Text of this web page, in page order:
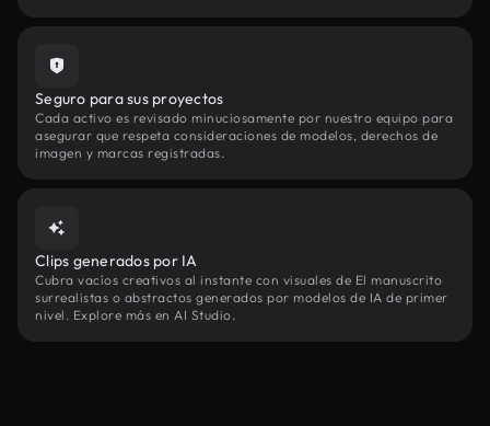
Seguro para sus proyectos
Cada activo es revisado minuciosamente por nuestro equipo para
asegurar que respeta consideraciones de modelos, derechos de
imagen y marcas registradas.
Clips generados por IA
Cubra vacíos creativos al instante con visuales de El manuscrito
surrealistas o abstractos generados por modelos de IA de primer
nivel. Explore más en AI Studio.